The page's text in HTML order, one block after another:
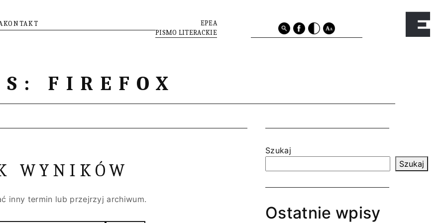
KONTAKT
EPEA
PISMO LITERACKIE
FIREFOX
WYNIKÓW
inny termin lub przejrzyj archiwum.
Szukaj
Szukaj
Ostatnie wpisy